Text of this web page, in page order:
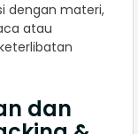
dengan materi,
atau
dan